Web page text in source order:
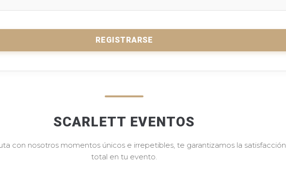
REGISTRARSE
SCARLETT EVENTOS
con nosotros momentos únicos e irrepetibles, te garantizamos la satisfacción
total en tu evento.